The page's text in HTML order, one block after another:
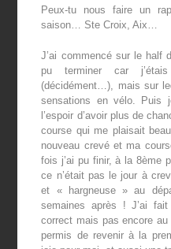
Peux-tu nous faire un
saison… Ste Croix, Aix…
J’ai commencé sur le half
pu terminer car
(décidément…), mais sur
sensations en vélo. Puis
l’espoir d’avoir plus de
course qui me plaisait
nouveau crevé et ma
fois j’ai pu finir, à la 8ème
ce n’était pas le jour à
et « hargneuse » au
semaines après ! J’ai
correct mais pas encore
permis de revenir à la